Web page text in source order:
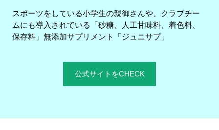
スポーツをしている小学生の親御さんや、クラブチー
ムにも導入されている「砂糖、人工甘味料、着色料、
保存料」無添加サプリメント「ジュニサプ」
公式サイトをCHECK